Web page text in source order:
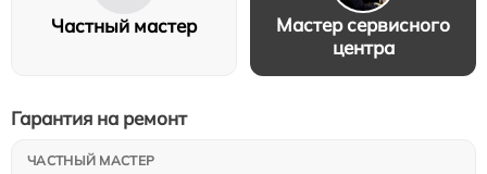
Частный мастер
Мастер сервисного
центра
Гарантия на ремонт